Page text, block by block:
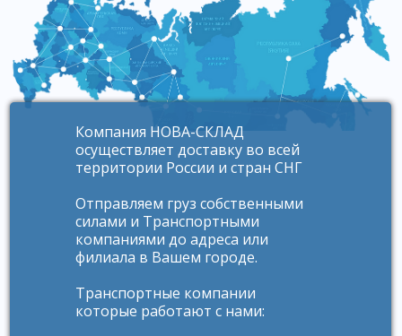
Компания НОВА-СКЛАД
осуществляет доставку во всей
территории России и стран СНГ
Отправляем груз собственными
силами и Транспортными
компаниями до адреса или
филиала в Вашем городе.
Транспортные компании
которые работают с нами: